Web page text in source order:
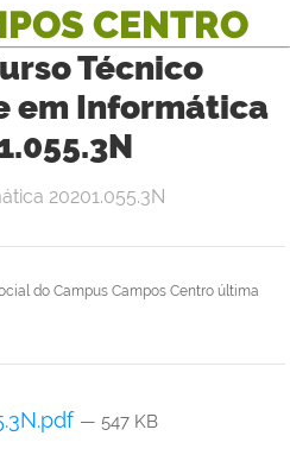
CENTRO
Técnico
em Informática
do Campus Campos Centro última
20201.055.3N
— 547 KB